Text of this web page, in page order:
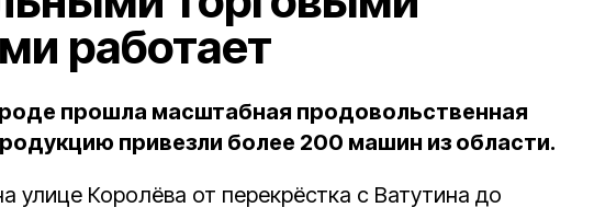
работает
прошла масштабная продовольственная
привезли более 200 машин из области.
улице Королёва от перекрёстка с Ватутина до